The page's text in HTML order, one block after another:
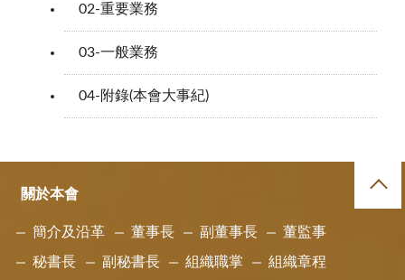
02-重要業務
03-一般業務
04-附錄(本會大事紀)
關於本會
簡介及沿革 董事長 副董事長 董監事
秘書長 副秘書長 組織職掌 組織章程